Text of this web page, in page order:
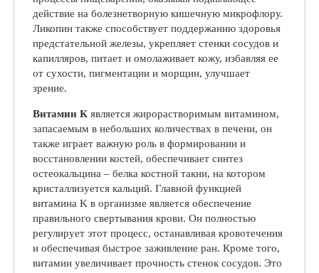
действие на болезнетворную кишечную микрофлору.
Ликопин также способствует поддержанию здоровья
предстательной железы, укрепляет стенки сосудов и
капилляров, питает и омолаживает кожу, избавляя ее
от сухости, пигментации и морщин, улучшает
зрение.
Витамин К является жирорастворимым витамином,
запасаемым в небольших количествах в печени, он
также играет важную роль в формировании и
восстановлении костей, обеспечивает синтез
остеокальцина – белка костной такни, на котором
кристаллизуется кальций. Главной функцией
витамина K в организме является обеспечение
правильного свертывания крови. Он полностью
регулирует этот процесс, останавливая кровотечения
и обеспечивая быстрое заживление ран. Кроме того,
витамин увеличивает прочность стенок сосудов. Это